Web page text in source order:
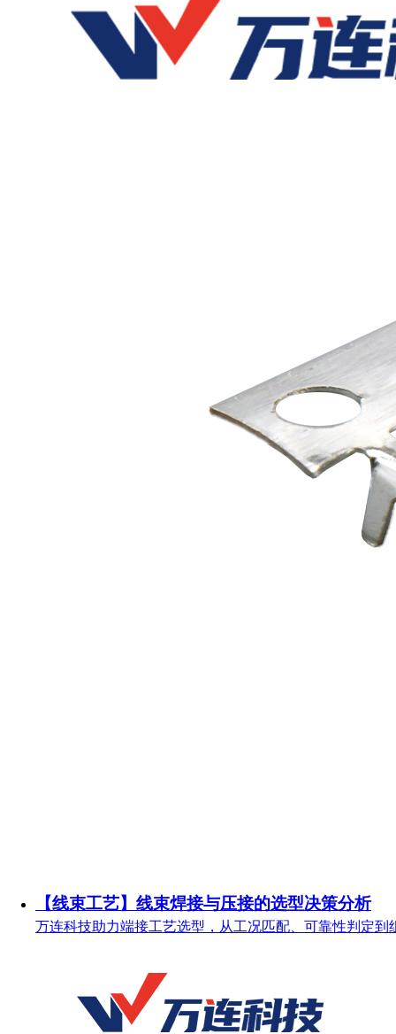
【线束工艺】线束焊接与压接的选型决策分析
万连科技助力端接工艺选型，从工况匹配、可靠性判定到